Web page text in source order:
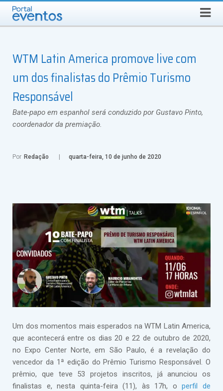
SÁBADO, 8 DE AGOSTO DE 2026 Busca
WTM Latin America promove live com
um dos finalistas do Prêmio Turismo
Responsável
Bate-papo em espanhol será conduzido por Gustavo Pinto,
coordenador da premiação.
Por Redação quarta-feira, 10 de junho de 2020
Um dos momentos mais esperados na WTM Latin America,
que acontecerá entre os dias 20 e 22 de outubro de 2020,
no Expo Center Norte, em São Paulo, é a revelação do
vencedor da 1ª edição do Prêmio Turismo Responsável. O
prêmio, que teve 53 projetos inscritos, já anunciou os
finalistas e, nesta quinta-feira (11), às 17h, operfil de